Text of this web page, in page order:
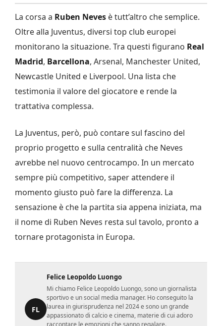
La corsa a Ruben Neves è tutt’altro che semplice.
Oltre alla Juventus, diversi top club europei
monitorano la situazione. Tra questi figurano Real
Madrid, Barcellona, Arsenal, Manchester United,
Newcastle United e Liverpool. Una lista che
testimonia il valore del giocatore e rende la
trattativa complessa.
La Juventus, però, può contare sul fascino del
proprio progetto e sulla centralità che Neves
avrebbe nel nuovo centrocampo. In un mercato
sempre più competitivo, saper attendere il
momento giusto può fare la differenza. La
sensazione è che la partita sia appena iniziata, ma
il nome di Ruben Neves resta sul tavolo, pronto a
tornare protagonista in Europa.
FL
Felice Leopoldo Luongo
Mi chiamo Felice Leopoldo Luongo, sono un giornalista
sportivo e un social media manager. Ho conseguito la
laurea in giurisprudenza nel 2024 e sono un grande
appassionato di calcio e cinema, materie di cui adoro
raccontare le emozioni che sanno regalare.